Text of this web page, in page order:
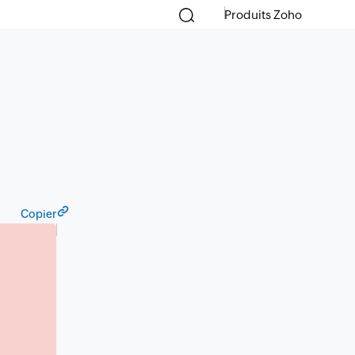
Produits Zoho
Copier